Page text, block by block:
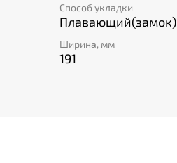
Способ укладки
Плавающий(замок)
Ширина, мм
191